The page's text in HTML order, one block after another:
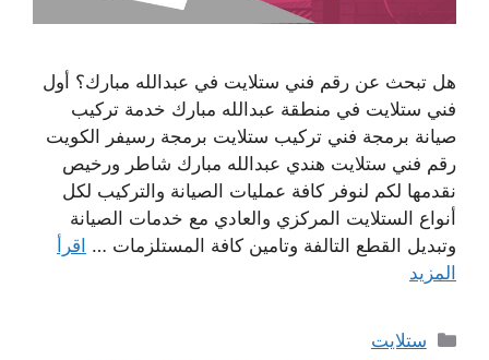
هل تبحث عن رقم فني ستلايت في عبدالله مبارك؟ أول
فني ستلايت في منطقة عبدالله مبارك خدمة تركيب
صيانة برمجة فني تركيب ستلايت برمجة رسيفر الكويت
رقم فني ستلايت هندي عبدالله مبارك شاطر ورخيص
نقدمها لكم لنوفر كافة عمليات الصيانة والتركيب لكل
أنواع الستلايت المركزي والعادي مع خدمات الصيانة
وتبديل القطع التالفة وتامين كافة المستلزمات … اقرأ
المزيد
التصنيفات
ستلايت